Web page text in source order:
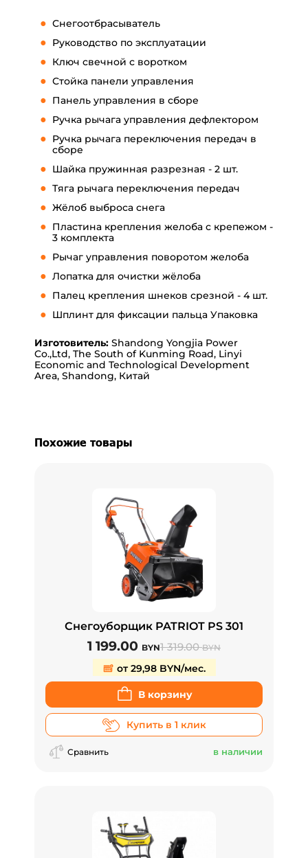
Снегоотбрасыватель
Руководство по эксплуатации
Ключ свечной с воротком
Стойка панели управления
Панель управления в сборе
Ручка рычага управления дефлектором
Ручка рычага переключения передач в
сборе
Шайка пружинная разрезная - 2 шт.
Тяга рычага переключения передач
Жёлоб выброса снега
Пластина крепления желоба с крепежом -
3 комплекта
Рычаг управления поворотом желоба
Лопатка для очистки жёлоба
Палец крепления шнеков срезной - 4 шт.
Шплинт для фиксации пальца Упаковка
Изготовитель: Shandong Yongjia Power
Co.,Ltd, The South of Kunming Road, Linyi
Economic and Technological Development
Area, Shandong, Китай
Похожие товары
Снегоуборщик PATRIOT PS 301
1 199.00 BYN1 319.00BYN
от 29,98 BYN/мес.
В корзину
Купить в 1 клик
Сравнить в наличии